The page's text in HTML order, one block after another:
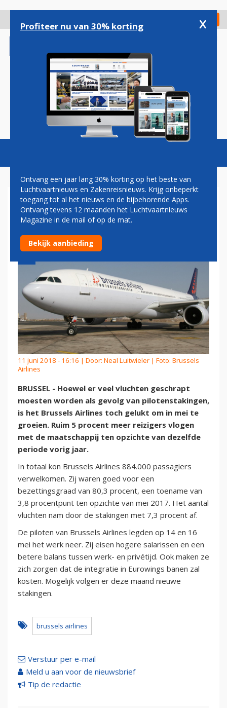
gaan
Check in
Magazine Podcasts Vacatures
BRUSSELS AIRLINES GROEIT
DOOR ONDANKS STAKINGEN
11 juni 2018 - 16:16 | Door: Neal Luitwieler | Foto: Brussels
Airlines
BRUSSEL - Hoewel er veel vluchten geschrapt
moesten worden als gevolg van pilotenstakingen,
is het Brussels Airlines toch gelukt om in mei te
groeien. Ruim 5 procent meer reizigers vlogen
met de maatschappij ten opzichte van dezelfde
periode vorig jaar.
In totaal kon Brussels Airlines 884.000 passagiers
verwelkomen. Zij waren goed voor een
bezettingsgraad van 80,3 procent, een toename van
3,8 procentpunt ten opzichte van mei 2017. Het aantal
vluchten nam door de stakingen met 7,3 procent af.
De piloten van Brussels Airlines legden op 14 en 16
mei het werk neer. Zij eisen hogere salarissen en een
betere balans tussen werk- en privétijd. Ook maken ze
zich zorgen dat de integratie in Eurowings banen zal
kosten. Mogelijk volgen er deze maand nieuwe
stakingen.
brussels airlines
Verstuur per e-mail
Meld u aan voor de nieuwsbrief
Tip de redactie
Profiteer nu van 30% korting x
Ontvang een jaar lang 30% korting op het beste van
Luchtvaartnieuws en Zakenreisnieuws. Krijg onbeperkt
toegang tot al het nieuws en de bijbehorende Apps.
Ontvang tevens 12 maanden het Luchtvaartnieuws
Magazine in de mail of op de mat.
Bekijk aanbieding